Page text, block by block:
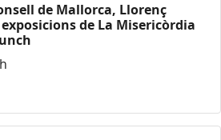
de Mallorca, Llorenç
de La Misericòrdia